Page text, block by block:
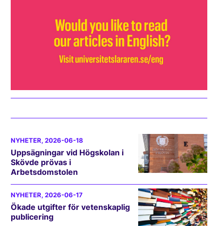
NYHETER, 2026-06-18
Uppsägningar vid Högskolan i
Skövde prövas i
Arbetsdomstolen
NYHETER, 2026-06-17
Ökade utgifter för vetenskaplig
publicering